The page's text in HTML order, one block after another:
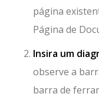
página
Página de
Insira um
observe a
barra de